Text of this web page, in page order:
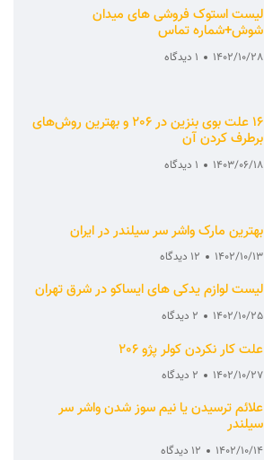
لیست استوک فروشی های میدان
شوش+شماره تماس
1402/10/28 1 دیدگاه
16 علت بوی بنزین در 206 و بهترین روش‌های
برطرف کردن آن
1403/06/18 1 دیدگاه
بهترین مارک واشر سر سیلندر در ایران
1402/10/13 12 دیدگاه
لیست لوازم یدکی های ایساکو در شرق تهران
1402/10/25 2 دیدگاه
علت کار نکردن کولر پژو 206
1402/10/27 2 دیدگاه
علائم ترسیدن یا نیم سوز شدن واشر سر
سیلندر
1402/10/14 12 دیدگاه